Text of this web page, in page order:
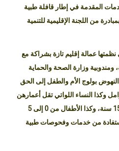
المقدمة في إطار قافلة طبية
من اللجنة الإقليمية للتنمية
عمالة إقليم تازة بشراكة مع
ومندوبية وزارة الصحة والحماية
النهوض بولوج الأم والطفل إلى الحق
وكذا النساء اللواتي تقل أعمارهن
عن 45 سنة، والفتيات البالغات 15 سنة، وكذا الأطفال من 0 إلى 5
من خدمات وفحوصات طبية